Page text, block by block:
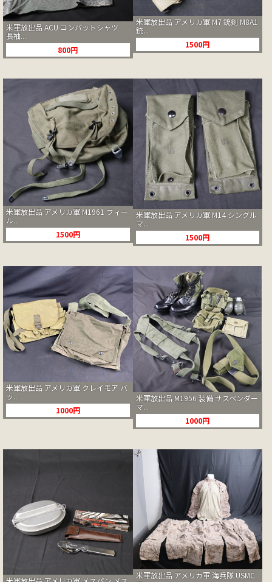
米軍放出品 ACU コンバットシャツ
長袖...
800円
米軍放出品 アメリカ軍 M7 銃剣 M8A1
銃...
1500円
米軍放出品 アメリカ軍 M1961 フィー
ル...
1500円
米軍放出品 アメリカ軍 M14 シングル
マ...
1500円
米軍放出品 アメリカ軍 クレイモア バ
ッ...
1000円
米軍放出品 M1956 装備 サスペンダー
マ...
1000円
米軍放出品 アメリカ軍 海兵隊 USMC